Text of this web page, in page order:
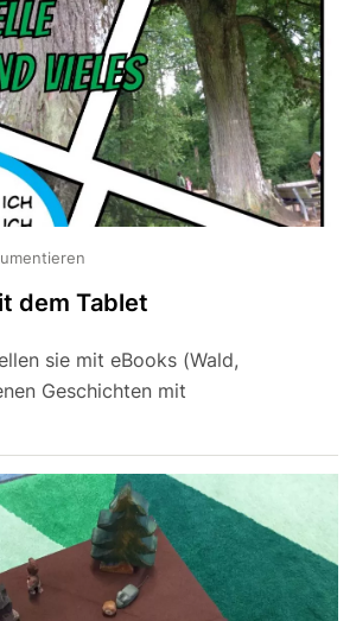
dem Tablet
sie mit eBooks (Wald,
Geschichten mit